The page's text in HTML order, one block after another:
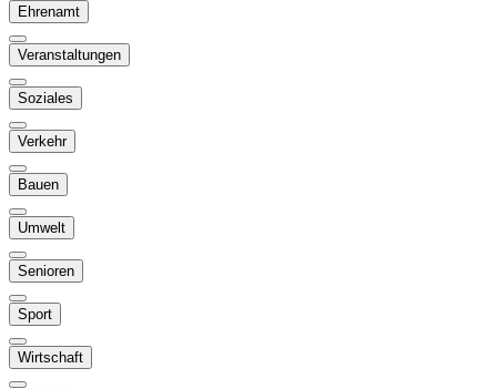
Ehrenamt
Veranstaltungen
Soziales
Verkehr
Bauen
Umwelt
Senioren
Sport
Wirtschaft